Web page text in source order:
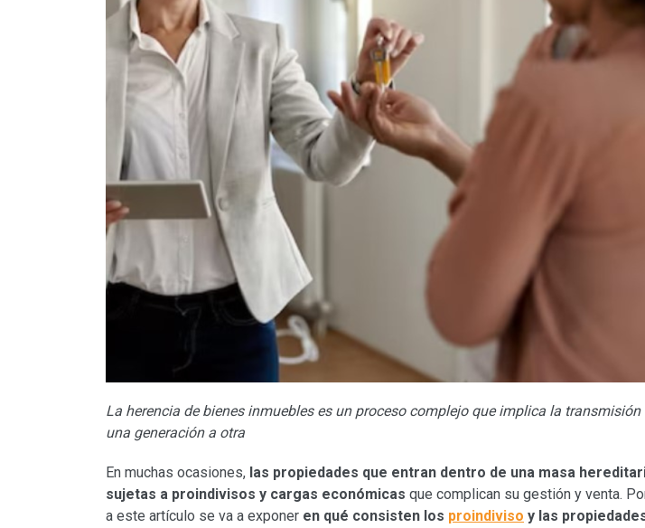
La herencia de bienes inmuebles es un proceso complejo que implica la transmisión
una generación a otra
En muchas ocasiones, las propiedades que entran dentro de una masa
sujetas a proindivisos y cargas económicas que complican su gestión y venta.
a este artículo se va a exponer en qué consisten los proindiviso y las